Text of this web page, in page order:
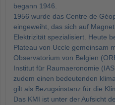
begann 1946.
1956 wurde das Centre de
eingeweiht, das sich auf
Elektrizität spezialisiert. Heute
Plateau von Uccle gemeinsam
Observatorium von Belgien
Institut für Raumaeronomie
zudem einen bedeutenden
gilt als Bezugsinstanz für die
Das KMI ist unter der Aufsicht